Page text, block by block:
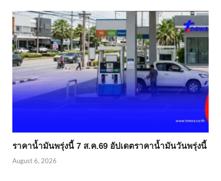
ราคาน้ำมันพรุ่งนี้ 7 ส.ค.69 อัปเดตราคาน้ำมันวันพรุ่งนี้
August 6, 2026